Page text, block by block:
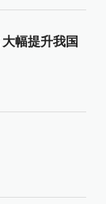
幅提升我国